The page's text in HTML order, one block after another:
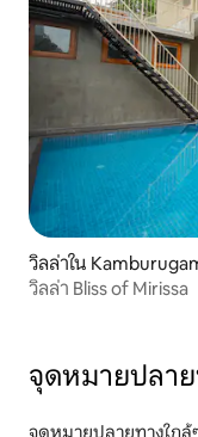
วิลล่าใน
วิลล่า Bliss of Mirissa
จุดหมายปลา
จุดหมายปลายทางใกล้